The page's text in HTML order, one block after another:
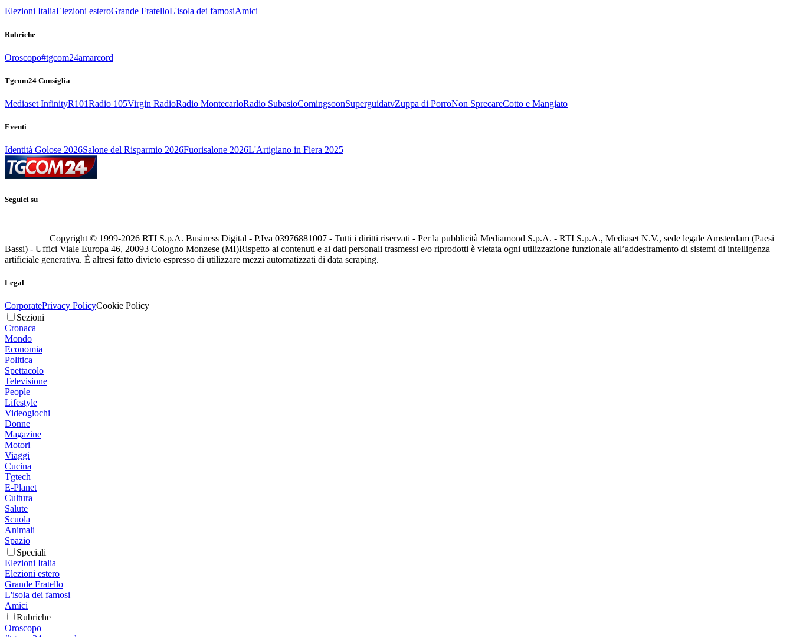
Elezioni ItaliaElezioni esteroGrande FratelloL'isola dei famosiAmici
Rubriche
Oroscopo#tgcom24amarcord
Tgcom24 Consiglia
Mediaset InfinityR101Radio 105Virgin RadioRadio MontecarloRadio SubasioComingsoonSuperguidatvZuppa di PorroNon SprecareCotto e Mangiato
Eventi
Identità Golose 2026Salone del Risparmio 2026Fuorisalone 2026L'Artigiano in Fiera 2025
Seguici su
Copyright © 1999-2026 RTI S.p.A. Business Digital - P.Iva 03976881007 - Tutti i diritti riservati - Per la pubblicità Mediamond S.p.A. - RTI S.p.A., Mediaset N.V., sede legale Amsterdam (Paesi
Bassi) - Uffici Viale Europa 46, 20093 Cologno Monzese (MI)Rispetto ai contenuti e ai dati personali trasmessi e/o riprodotti è vietata ogni utilizzazione funzionale all’addestramento di sistemi di intelligenza
artificiale generativa. È altresì fatto divieto espresso di utilizzare mezzi automatizzati di data scraping.
Legal
CorporatePrivacy PolicyCookie Policy
Sezioni
Cronaca
Mondo
Economia
Politica
Spettacolo
Televisione
People
Lifestyle
Videogiochi
Donne
Magazine
Motori
Viaggi
Cucina
Tgtech
E-Planet
Cultura
Salute
Scuola
Animali
Spazio
Speciali
Elezioni Italia
Elezioni estero
Grande Fratello
L'isola dei famosi
Amici
Rubriche
Oroscopo